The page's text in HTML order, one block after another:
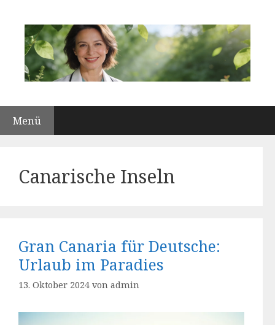
Inhalt
springen
Menü
Canarische Inseln
Gran Canaria für Deutsche:
Urlaub im Paradies
13. Oktober 2024 von admin